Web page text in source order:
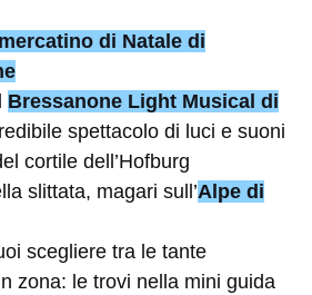
mercatino di Natale di
Bressanone Light Musical di
spettacolo di luci e suoni
cortile dell’Hofburg
slittata, magari sull’Alpe di
scegliere tra le tante
zona: le trovi nella mini guida